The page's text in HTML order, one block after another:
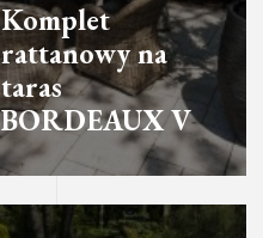
Komplet
rattanowy na
taras
BORDEAUX V